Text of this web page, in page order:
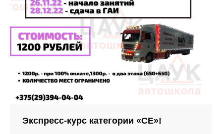
Экспресс-курс категории «СЕ»!